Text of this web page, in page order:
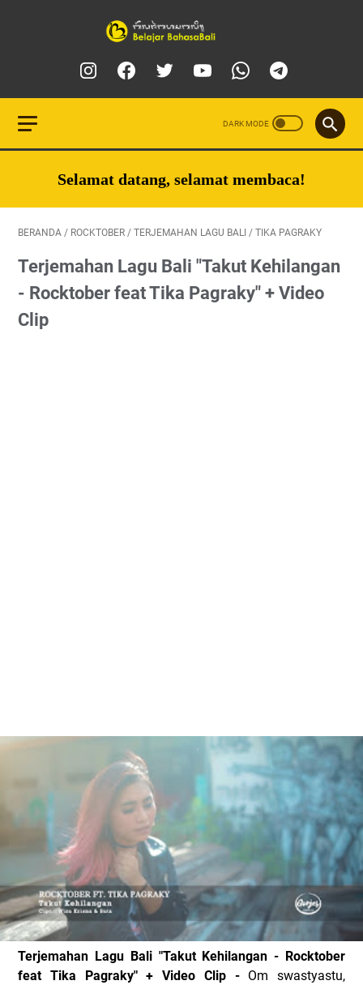
Selamat datang, selamat membaca!
BERANDA / ROCKTOBER / TERJEMAHAN LAGU BALI / TIKA PAGRAKY
Terjemahan Lagu Bali "Takut Kehilangan
- Rocktober feat Tika Pagraky" + Video
Clip
Terjemahan Lagu Bali "Takut Kehilangan - Rocktober
feat Tika Pagraky" + Video Clip -Om swastyastu,